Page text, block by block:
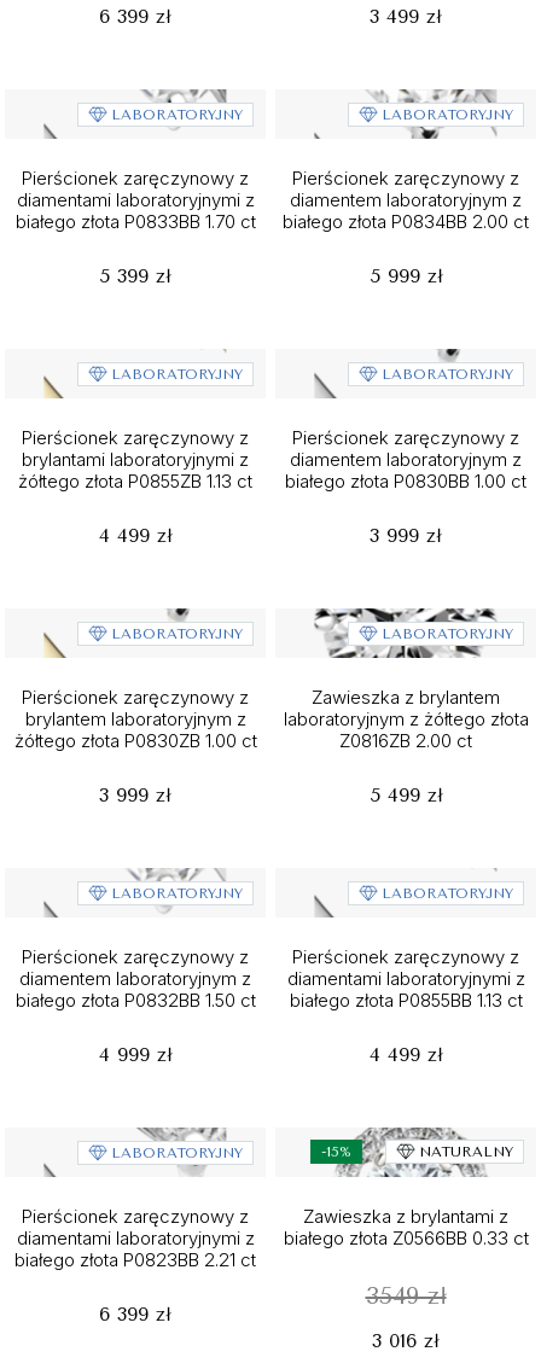
6 399 zł 3 499 zł
LABORATORYJNY
Pierścionek zaręczynowy z
diamentami laboratoryjnymi z
białego złota P0833BB 1.70 ct
5 399 zł
LABORATORYJNY
Pierścionek zaręczynowy z
diamentem laboratoryjnym z
białego złota P0834BB 2.00 ct
5 999 zł
LABORATORYJNY
Pierścionek zaręczynowy z
brylantami laboratoryjnymi z
żółtego złota P0855ZB 1.13 ct
4 499 zł
LABORATORYJNY
Pierścionek zaręczynowy z
diamentem laboratoryjnym z
białego złota P0830BB 1.00 ct
3 999 zł
LABORATORYJNY
Pierścionek zaręczynowy z
brylantem laboratoryjnym z
żółtego złota P0830ZB 1.00 ct
3 999 zł
LABORATORYJNY
Zawieszka z brylantem
laboratoryjnym z żółtego złota
Z0816ZB 2.00 ct
5 499 zł
LABORATORYJNY
Pierścionek zaręczynowy z
diamentem laboratoryjnym z
białego złota P0832BB 1.50 ct
4 999 zł
LABORATORYJNY
Pierścionek zaręczynowy z
diamentami laboratoryjnymi z
białego złota P0855BB 1.13 ct
4 499 zł
LABORATORYJNY
Pierścionek zaręczynowy z
diamentami laboratoryjnymi z
białego złota P0823BB 2.21 ct
6 399 zł
-15% NATURALNY
Zawieszka z brylantami z
białego złota Z0566BB 0.33 ct
3549 zł
3 016 zł